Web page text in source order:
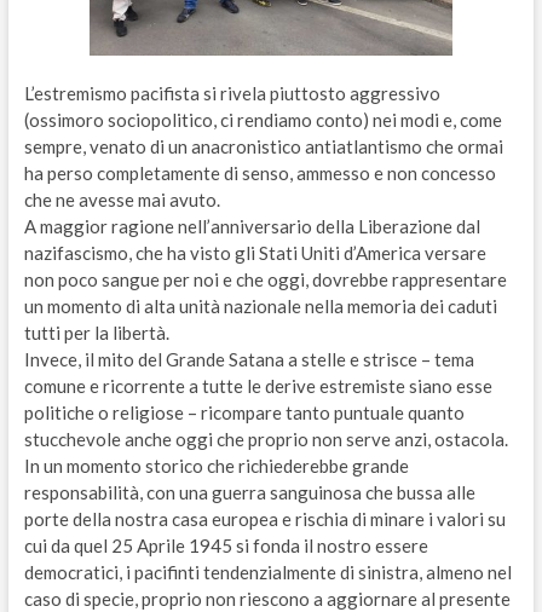
L’estremismo pacifista si rivela piuttosto aggressivo
(ossimoro sociopolitico, ci rendiamo conto) nei modi e, come
sempre, venato di un anacronistico antiatlantismo che ormai
ha perso completamente di senso, ammesso e non concesso
che ne avesse mai avuto.
A maggior ragione nell’anniversario della Liberazione dal
nazifascismo, che ha visto gli Stati Uniti d’America versare
non poco sangue per noi e che oggi, dovrebbe rappresentare
un momento di alta unità nazionale nella memoria dei caduti
tutti per la libertà.
Invece, il mito del Grande Satana a stelle e strisce – tema
comune e ricorrente a tutte le derive estremiste siano esse
politiche o religiose – ricompare tanto puntuale quanto
stucchevole anche oggi che proprio non serve anzi, ostacola.
In un momento storico che richiederebbe grande
responsabilità, con una guerra sanguinosa che bussa alle
porte della nostra casa europea e rischia di minare i valori su
cui da quel 25 Aprile 1945 si fonda il nostro essere
democratici, i pacifinti tendenzialmente di sinistra, almeno nel
caso di specie, proprio non riescono a aggiornare al presente